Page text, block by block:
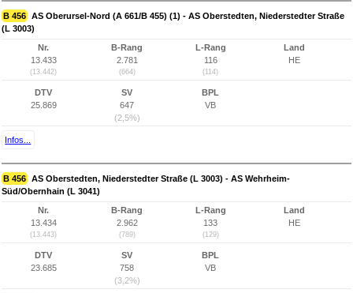
B 456 AS Oberursel-Nord (A 661/B 455) (1) - AS Oberstedten, Niederstedter Straße
(L 3003)
Nr.
13.433
(13.442)
B-Rang
2.781
(664)
L-Rang
116
(114)
Land
HE
DTV
25.869
SV
647
(2,5%)
BPL
VB
Infos...
B 456 AS Oberstedten, Niederstedter Straße (L 3003) - AS Wehrheim-
Süd/Obernhain (L 3041)
Nr.
13.434
(13.443)
B-Rang
2.962
(789)
L-Rang
133
(129)
Land
HE
DTV
23.685
SV
758
(3,2%)
BPL
VB